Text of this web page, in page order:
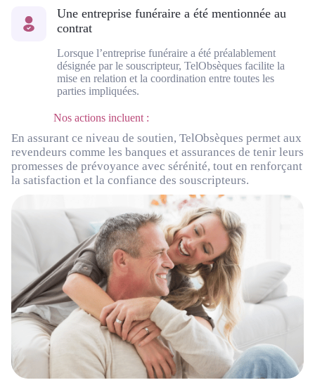
Une entreprise funéraire a été mentionnée au
contrat
Lorsque l’entreprise funéraire a été préalablement
désignée par le souscripteur, TelObsèques facilite la
mise en relation et la coordination entre toutes les
parties impliquées.
Nos actions incluent :
En assurant ce niveau de soutien, TelObsèques permet aux
revendeurs comme les banques et assurances de tenir leurs
promesses de prévoyance avec sérénité, tout en renforçant
la satisfaction et la confiance des souscripteurs.